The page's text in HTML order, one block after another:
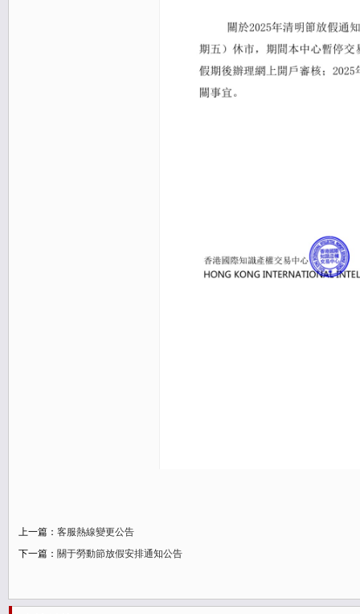
上一篇： 客服熱線變更公告
下一篇： 關于勞動節放假安排通知公告